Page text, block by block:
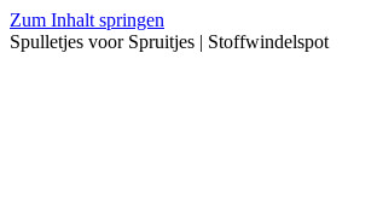
Zum Inhalt springen
Spulletjes voor Spruitjes | Stoffwindelspot